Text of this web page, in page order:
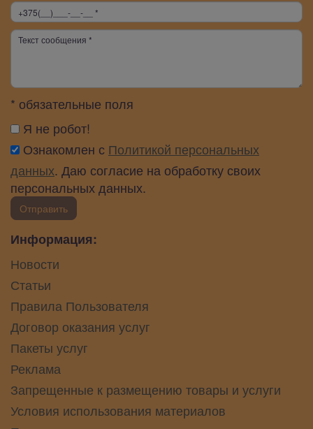
* обязательные поля
Я не робот!
Ознакомлен с Политикой персональных
данных. Даю согласие на обработку своих
персональных данных.
Отправить
Информация:
Новости
Статьи
Правила Пользователя
Договор оказания услуг
Пакеты услуг
Реклама
Запрещенные к размещению товары и услуги
Условия использования материалов